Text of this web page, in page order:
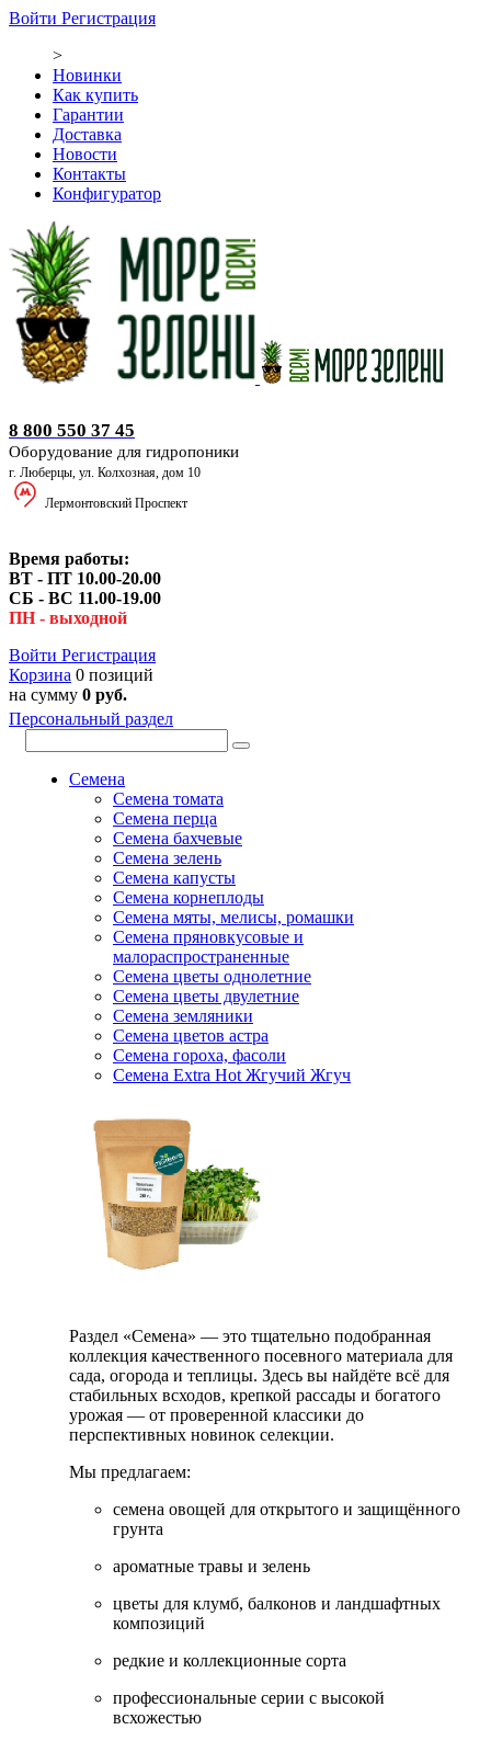
Войти Регистрация
>
Новинки
Как купить
Гарантии
Доставка
Новости
Контакты
Конфигуратор
8 800 550 37 45
Оборудование для гидропоники
г. Люберцы, ул. Колхозная, дом 10
Лермонтовский Проспект
Время работы:
ВТ - ПТ 10.00-20.00
СБ - ВС 11.00-19.00
ПН - выходной
Войти Регистрация
Корзина 0 позиций
на сумму 0 руб.
Персональный раздел
Семена
Семена томата
Семена перца
Семена бахчевые
Семена зелень
Семена капусты
Семена корнеплоды
Семена мяты, мелисы, ромашки
Семена пряновкусовые и
малораспространенные
Семена цветы однолетние
Семена цветы двулетние
Семена земляники
Семена цветов астра
Семена гороха, фасоли
Семена Extra Hot Жгучий Жгуч
Раздел «Семена» — это тщательно подобранная
коллекция качественного посевного материала для
сада, огорода и теплицы. Здесь вы найдёте всё для
стабильных всходов, крепкой рассады и богатого
урожая — от проверенной классики до
перспективных новинок селекции.
Мы предлагаем:
семена овощей для открытого и защищённого
грунта
ароматные травы и зелень
цветы для клумб, балконов и ландшафтных
композиций
редкие и коллекционные сорта
профессиональные серии с высокой
всхожестью